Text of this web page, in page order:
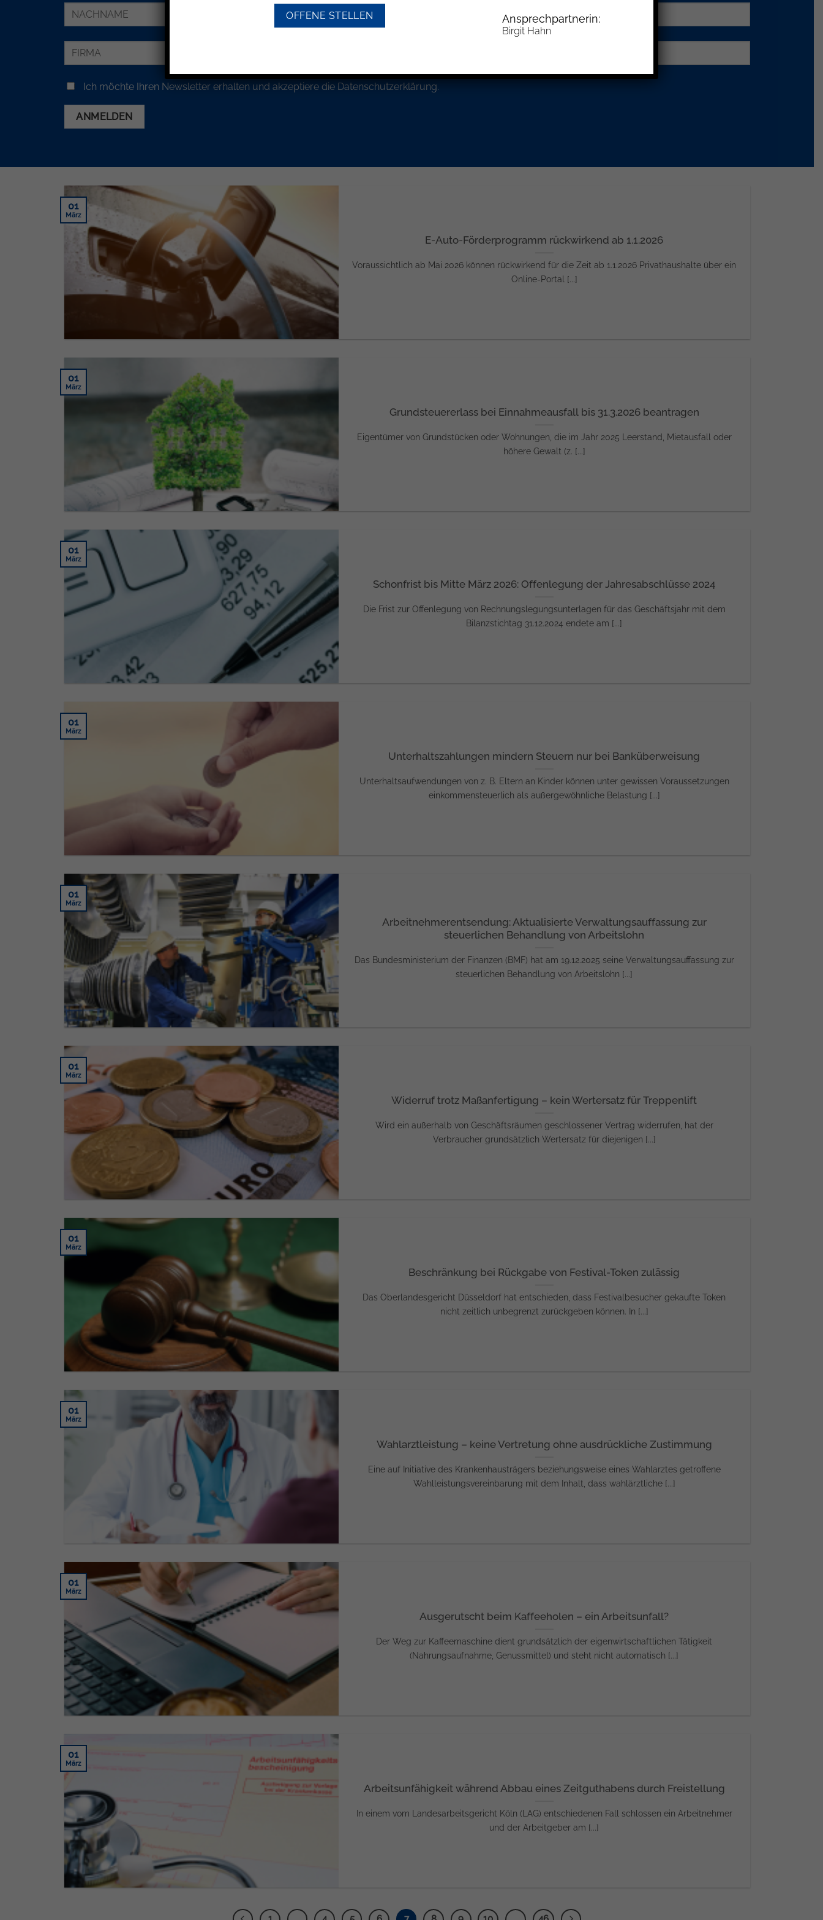
Ich möchte Ihren Newsletter erhalten und akzeptiere die Datenschutzerklärung.
E-Auto-Förderprogramm rückwirkend ab 1.1.2026
Voraussichtlich ab Mai 2026 können rückwirkend für die Zeit ab 1.1.2026 Privathaushalte über ein
Online-Portal [...]
01
März
Grundsteuererlass bei Einnahmeausfall bis 31.3.2026 beantragen
Eigentümer von Grundstücken oder Wohnungen, die im Jahr 2025 Leerstand, Mietausfall oder
höhere Gewalt (z. [...]
01
März
Schonfrist bis Mitte März 2026: Offenlegung der Jahresabschlüsse 2024
Die Frist zur Offenlegung von Rechnungslegungsunterlagen für das Geschäftsjahr mit dem
Bilanzstichtag 31.12.2024 endete am [...]
01
März
Unterhaltszahlungen mindern Steuern nur bei Banküberweisung
Unterhaltsaufwendungen von z. B. Eltern an Kinder können unter gewissen Voraussetzungen
einkommensteuerlich als außergewöhnliche Belastung [...]
01
März
Arbeitnehmerentsendung: Aktualisierte Verwaltungsauffassung zur
steuerlichen Behandlung von Arbeitslohn
Das Bundesministerium der Finanzen (BMF) hat am 19.12.2025 seine Verwaltungsauffassung zur
steuerlichen Behandlung von Arbeitslohn [...]
01
März
Widerruf trotz Maßanfertigung – kein Wertersatz für Treppenlift
Wird ein außerhalb von Geschäftsräumen geschlossener Vertrag widerrufen, hat der
Verbraucher grundsätzlich Wertersatz für diejenigen [...]
01
März
Beschränkung bei Rückgabe von Festival-Token zulässig
Das Oberlandesgericht Düsseldorf hat entschieden, dass Festivalbesucher gekaufte Token
nicht zeitlich unbegrenzt zurückgeben können. In [...]
01
März
Wahlarztleistung – keine Vertretung ohne ausdrückliche Zustimmung
Eine auf Initiative des Krankenhausträgers beziehungsweise eines Wahlarztes getroffene
Wahlleistungsvereinbarung mit dem Inhalt, dass wahlärztliche [...]
01
März
Ausgerutscht beim Kaffeeholen – ein Arbeitsunfall?
Der Weg zur Kaffeemaschine dient grundsätzlich der eigenwirtschaftlichen Tätigkeit
(Nahrungsaufnahme, Genussmittel) und steht nicht automatisch [...]
01
März
Arbeitsunfähigkeit während Abbau eines Zeitguthabens durch Freistellung
In einem vom Landesarbeitsgericht Köln (LAG) entschiedenen Fall schlossen ein Arbeitnehmer
und der Arbeitgeber am [...]
01
März
OFFENE STELLEN Ansprechpartnerin:
Birgit Hahn